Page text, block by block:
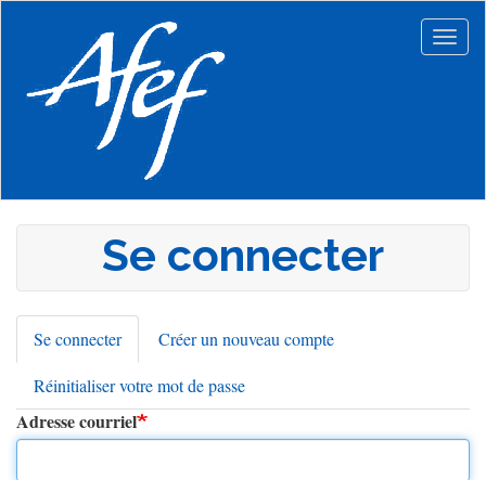
principal
Se connecter
Onglets
principaux
Se connecter(onglet
actif)
Créer un nouveau compte
Réinitialiser votre mot de passe
Adresse courriel